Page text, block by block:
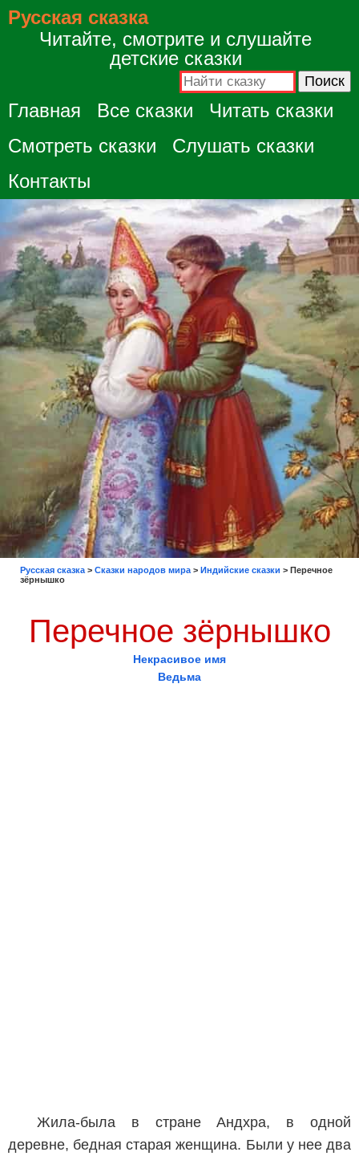
Русская сказка
Читайте, смотрите и слушайте
детские сказки
Главная Все сказки
Читать сказки
Смотреть сказки
Слушать сказки
Контакты
Русская сказка > Сказки народов мира > Индийские сказки > Перечное
зёрнышко
Перечное зёрнышко
Некрасивое имя
Ведьма
Жила-была в стране Андхра, в одной
деревне, бедная старая женщина. Были у нее два